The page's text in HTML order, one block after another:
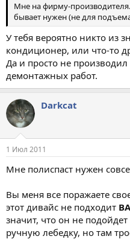
Мне на фирму-
бывает нужен (не для
У тебя вероятно никто из
кондиционер, или что-то
Да и просто не производил
демонтажных работ.
Darkcat
1 Июл 2011
Мне полиспаст нужен
Вы меня все поражаете
этот дивайс не подходит
значит, что он не
ручную лебедку, но там